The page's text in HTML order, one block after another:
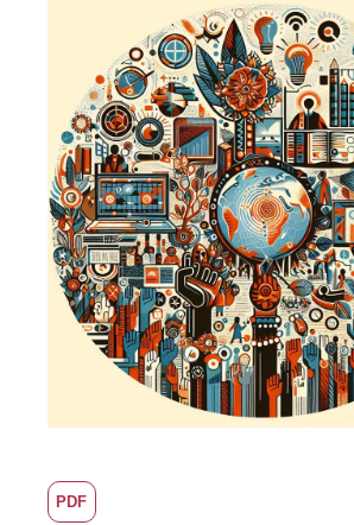
PDF